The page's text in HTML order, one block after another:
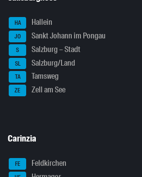
HA Hallein
JO Sankt Johann im Pongau
S Salzburg – Stadt
SL Salzburg/Land
TA Tamsweg
ZE Zell am See
Carinzia
FE Feldkirchen